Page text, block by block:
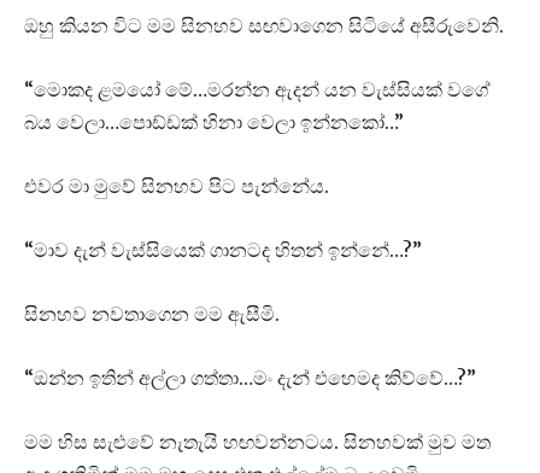
ඔහු කියන විට මම සිනහව සඟවාගෙන සිටියේ අසීරුවෙනි.
“මොකද ළමයෝ මේ…මරන්න ඇදන් යන වැස්සියක් වගේ
බය වෙලා…පොඩ්ඩක් හිනා වෙලා ඉන්නකෝ…”
එවර මා මුවේ සිනහව පිට පැන්නේය.
“මාව දැන් වැස්සියෙක් ගානටද හිතන් ඉන්නේ…?”
සිනහව නවතාගෙන මම ඇසීමි.
“ඔන්න ඉතින් අල්ලා ගත්තා…මං දැන් එහෙමද කිව්වේ…?”
මම හිස සැළුවේ නැතැයි හඟවන්නටය. සිනහවක් මුව මත